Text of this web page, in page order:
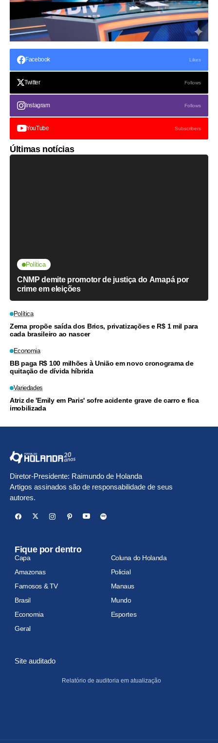
Facebook Likes
Twitter Follows
Instagram Follows
YouTube Subscribers
Últimas notícias
Política
CNMP demite promotor de justiça do Amapá por
crime em eleições
Política
Zema propõe saída dos Brics, privatizações e R$ 1 mil para
cada brasileiro ao nascer
Economia
BB paga R$ 100 milhões à União em novo cronograma de
quitação de dívida híbrida
Variedades
Atriz de 'Emily em Paris' sofre acidente grave de carro e fica
imobilizada
Diretor-Presidente: Raimundo de Holanda
Artigos assinados são de responsabilidade de seus
autores.
Fique por dentro
Capa
Coluna do Holanda
Amazonas
Policial
Famosos & TV
Manaus
Brasil
Mundo
Economia
Esportes
Geral
Site auditado
Relatório de auditoria em atualização